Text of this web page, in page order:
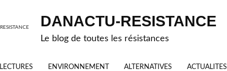
DANACTU-RESISTANCE
Le blog de toutes les résistances
LECTURES ENVIRONNEMENT ALTERNATIVES ACTUALITES